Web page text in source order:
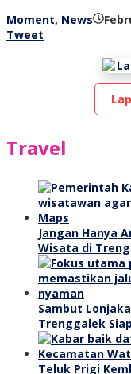
Moment, News
Tweet
Travel
Jangan Hanya
Wisata di
Sambut
Trenggalek
Teluk Prigi